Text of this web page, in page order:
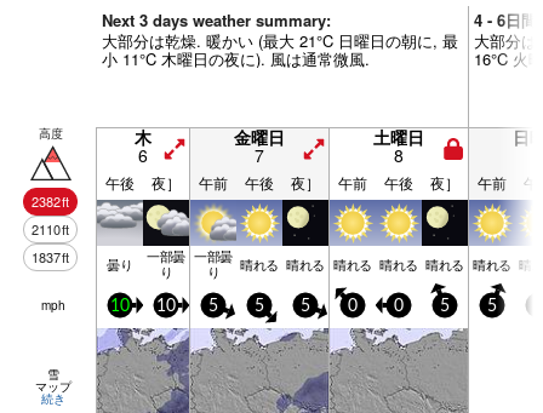
Next 3 days weather summary:
大部分は乾燥. 暖かい (最大 21°C 日曜日の朝に, 最
小 11°C 木曜日の夜に). 風は通常微風.
4 - 6日間
大部分は
16°C 火
高度
2382ft
2110ft
1837ft
木
6
金曜日
7
土曜日
8
日
午後 夜］ 午前 午後 夜］ 午前 午後 夜］ 午前 午
曇り 一部曇
り
一部曇
り 晴れる 晴れる 晴れる 晴れる 晴れる 晴れる 晴
mph 10 10 5 5 5 0 0 5 5
雪
マップ
続き